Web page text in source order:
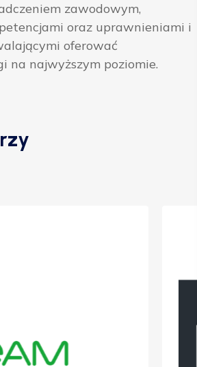
zawodowym,
oraz uprawnieniami i
oferować
na najwyższym poziomie.